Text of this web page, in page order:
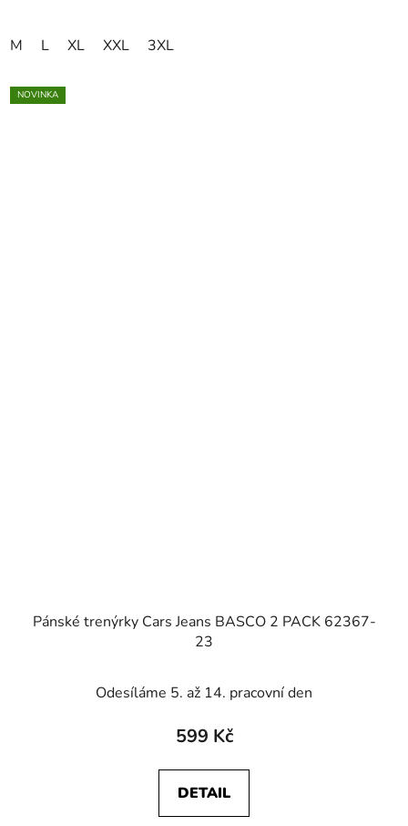
M L XL XXL 3XL
NOVINKA
Pánské trenýrky Cars Jeans BASCO 2 PACK 62367-
23
Odesíláme 5. až 14. pracovní den
599 Kč
DETAIL